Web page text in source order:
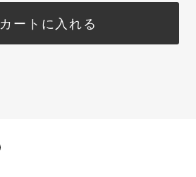
カートに入れる